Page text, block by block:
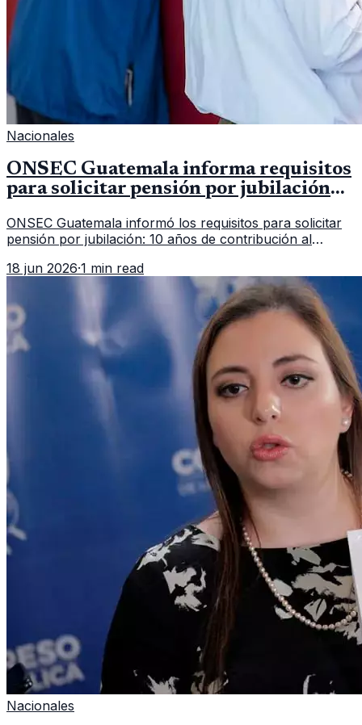
Nacionales
ONSEC Guatemala informa requisitos
para solicitar pensión por jubilación
ONSEC Guatemala informó los requisitos para solicitar
pensión por jubilación: 10 años de contribución al
importar edad.
18 jun 2026·1 min read
Nacionales